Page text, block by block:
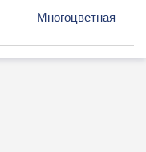
Многоцветная